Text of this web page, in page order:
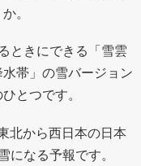
。
ときにできる「雪雲
帯」の雪バージョン
とつです。
北から西日本の日本
になる予報です。